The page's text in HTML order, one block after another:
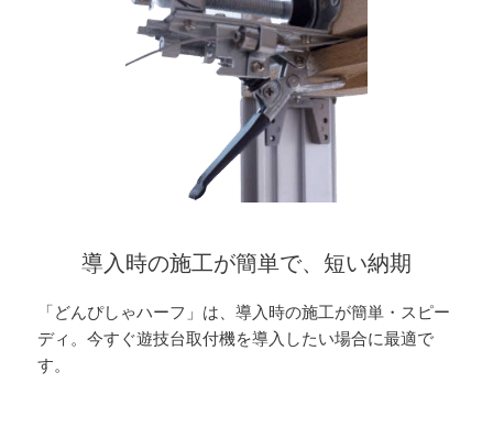
導入時の施工が簡単で、短い納期
「どんぴしゃハーフ」は、導入時の施工が簡単・スピー
ディ。今すぐ遊技台取付機を導入したい場合に最適で
す。